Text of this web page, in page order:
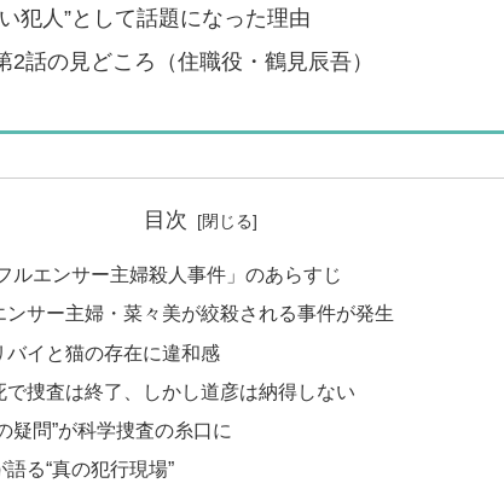
犯人”として話題になった理由
話の見どころ（住職役・鶴見辰吾）
目次
ルエンサー主婦殺人事件」のあらすじ
ンサー主婦・菜々美が絞殺される事件が発生
バイと猫の存在に違和感
で捜査は終了、しかし道彦は納得しない
疑問”が科学捜査の糸口に
る“真の犯行現場”